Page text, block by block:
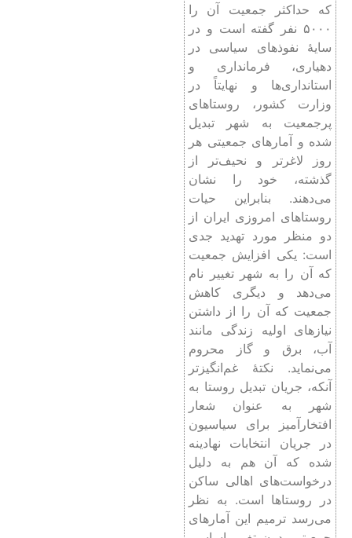
که حداکثر جمعیت آن را
۵۰۰۰ نفر گفته است و در
سایۀ نفوذهای سیاسی در
دهیاری، فرمانداری و
استانداری‌ها و نهایتاً در
وزارت کشور، روستاهای
پرجمعیت به شهر تبدیل
شده و آمارهای جمعیتی هر
روز لاغرتر و نحیف‌تر از
گذشته، خود را نشان
می‌دهند. بنابراین حیات
روستاهای امروزی ایران از
دو منظر مورد تهدید جدی
است: یکی افزایش جمعیت
که آن را به شهر تغییر نام
می‌دهد و دیگری کاهش
جمعیت که آن را از داشتن
نیازهای اولیه زندگی مانند
آب، برق و گاز محروم
می‌نماید. نکتۀ غم‌انگیزتر
آنکه، جریان تبدیل روستا به
شهر به عنوان شعار
افتخارآمیز برای سیاسیون
در جریان انتخابات نهادینه
شده که آن هم به دلیل
درخواست‌های اهالی ساکن
در روستاها است. به نظر
می‌رسد ترمیم این آمارهای